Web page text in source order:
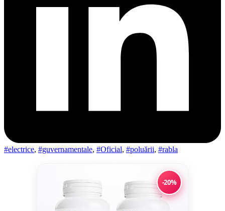
#electrice, #guvernamentale, #Oficial, #poluării, #rabla
-20%